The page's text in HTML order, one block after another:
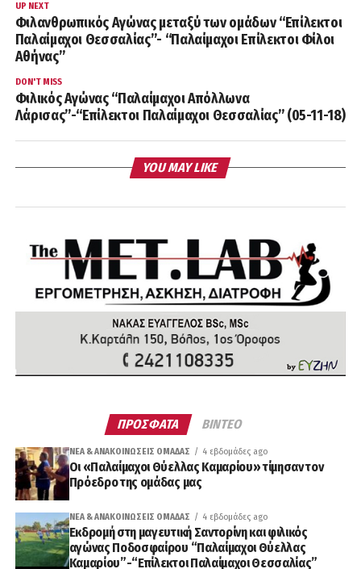
UP NEXT
Φιλανθρωπικός Αγώνας μεταξύ των ομάδων “Επίλεκτοι
Παλαίμαχοι Θεσσαλίας”- “Παλαίμαχοι Επίλεκτοι Φίλοι
Αθήνας”
DON'T MISS
Φιλικός Αγώνας “Παλαίμαχοι Απόλλωνα
Λάρισας”-“Επίλεκτοι Παλαίμαχοι Θεσσαλίας” (05-11-18)
YOU MAY LIKE
ΠΡΟΣΦΑΤΑ ΒΙΝΤΕΟ
ΝΈΑ & ΑΝΑΚΟΙΝΏΣΕΙΣ ΟΜΆΔΑΣ 4 εβδομάδες ago
Οι «Παλαίμαχοι Θύελλας Καμαρίου» τίμησαν τον
Πρόεδρο της ομάδας μας
ΝΈΑ & ΑΝΑΚΟΙΝΏΣΕΙΣ ΟΜΆΔΑΣ 4 εβδομάδες ago
Εκδρομή στη μαγευτική Σαντορίνη και φιλικός
αγώνας Ποδοσφαίρου “Παλαίμαχοι Θύελλας
Καμαρίου”-“Επίλεκτοι Παλαίμαχοι Θεσσαλίας”